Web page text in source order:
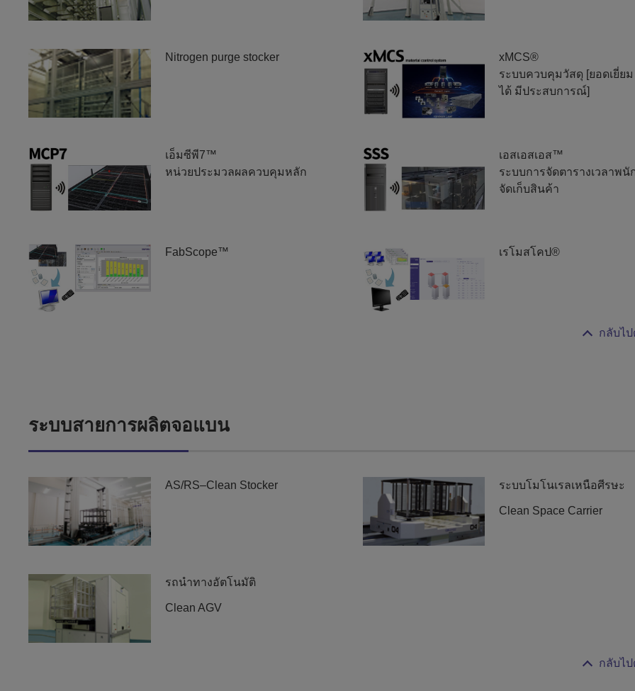
Nitrogen purge stocker
xMCS®
ระบบควบคุมวัสดุ [ยอดเยี่ย
ได้ มีประสบการณ์]
เอ็มซีพี7™
หน่วยประมวลผลควบคุมหลัก
เอสเอสเอส™
ระบบการจัดตารางเวลาพนั
จัดเก็บสินค้า
FabScope™ เรโมสโคป®
กลับไ
ระบบสายการผลิตจอแบน
AS/RS–Clean Stocker ระบบโมโนเรลเหนือศีรษะ
Clean Space Carrier
รถนำทางอัตโนมัติ
Clean AGV
กลับไ